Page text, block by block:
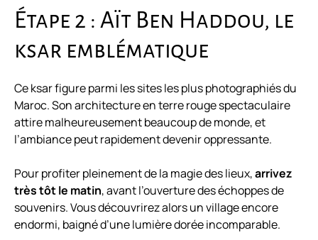
Étape 2 : Aït Ben Haddou, le
ksar emblématique
Ce ksar figure parmi les sites les plus photographiés du
Maroc. Son architecture en terre rouge spectaculaire
attire malheureusement beaucoup de monde, et
l’ambiance peut rapidement devenir oppressante.
Pour profiter pleinement de la magie des lieux,arrivez
très tôt le matin, avant l’ouverture des échoppes de
souvenirs. Vous découvrirez alors un village encore
endormi, baigné d’une lumière dorée incomparable.